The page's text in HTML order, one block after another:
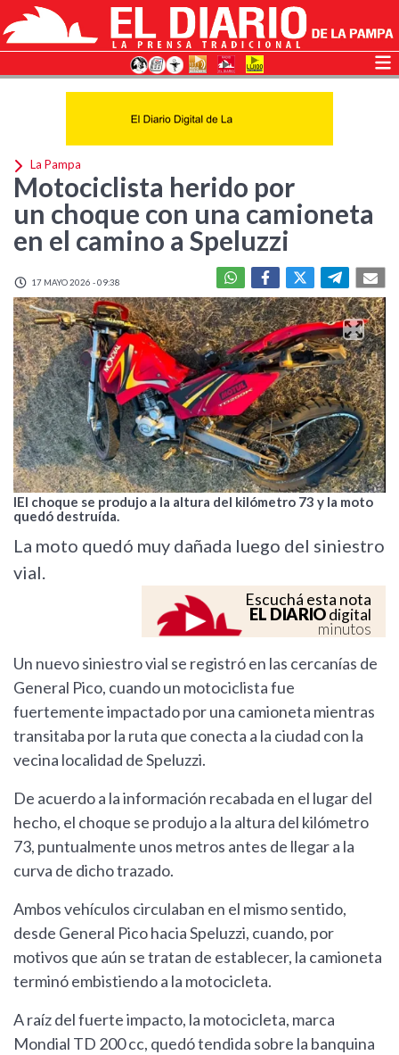
La Pampa
Motociclista herido por
un choque con una camioneta
en el camino a Speluzzi
17 MAYO 2026 - 09:38
lEl choque se produjo a la altura del kilómetro 73 y la moto
quedó destruída.
La moto quedó muy dañada luego del siniestro
vial.
Escuchá esta nota
EL DIARIOdigital
minutos
Un nuevo siniestro vial se registró en las cercanías de
General Pico, cuando un motociclista fue
fuertemente impactado por una camioneta mientras
transitaba por la ruta que conecta a la ciudad con la
vecina localidad de Speluzzi.
De acuerdo a la información recabada en el lugar del
hecho, el choque se produjo a la altura del kilómetro
73, puntualmente unos metros antes de llegar a la
curva de dicho trazado.
Ambos vehículos circulaban en el mismo sentido,
desde General Pico hacia Speluzzi, cuando, por
motivos que aún se tratan de establecer, la camioneta
terminó embistiendo a la motocicleta.
A raíz del fuerte impacto, la motocicleta, marca
Mondial TD 200 cc, quedó tendida sobre la banquina